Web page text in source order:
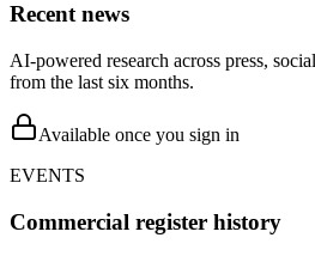
Recent news
AI-powered research across press,
from the last six months.
Available once you sign in
EVENTS
Commercial register history